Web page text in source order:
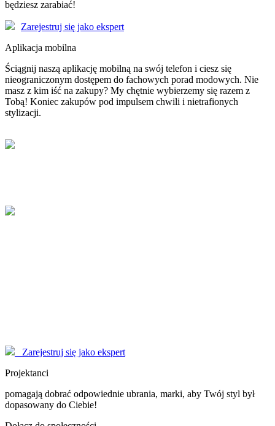
będziesz zarabiać!
Zarejestruj się jako ekspert
Aplikacja mobilna
Ściągnij naszą aplikację mobilną na swój telefon i ciesz się
nieograniczonym dostępem do fachowych porad modowych. Nie
masz z kim iść na zakupy? My chętnie wybierzemy się razem z
Tobą! Koniec zakupów pod impulsem chwili i nietrafionych
stylizacji.
Zarejestruj się jako ekspert
Projektanci
pomagają dobrać odpowiednie ubrania, marki, aby Twój styl był
dopasowany do Ciebie!